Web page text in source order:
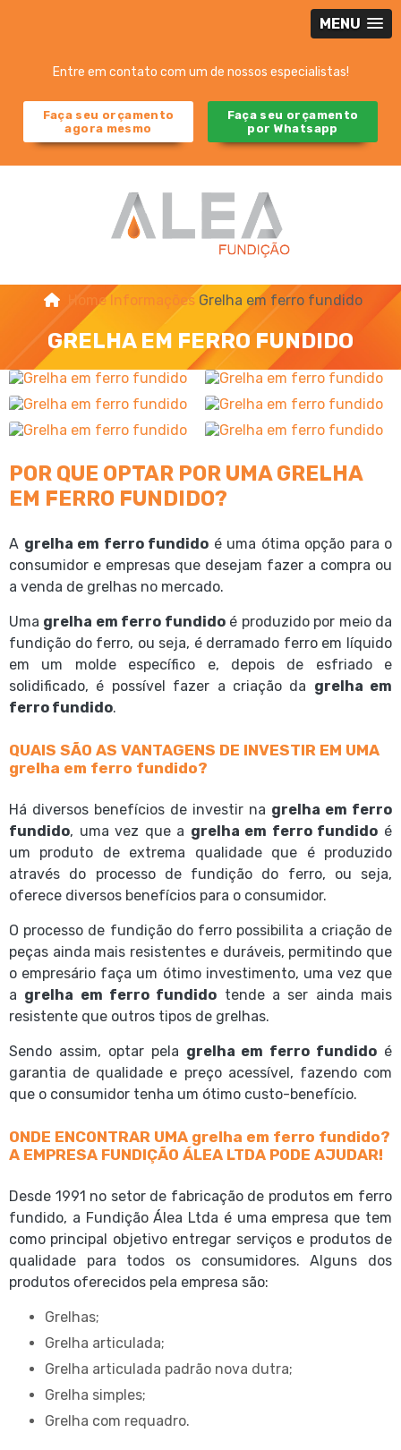
MENU
Entre em contato com um de nossos especialistas!
Faça seu orçamento
agora mesmo
Faça seu orçamento
por Whatsapp
Home Informações Grelha em ferro fundido
GRELHA EM FERRO FUNDIDO
POR QUE OPTAR POR UMA GRELHA
EM FERRO FUNDIDO?
A grelha em ferro fundido é uma ótima opção para o
consumidor e empresas que desejam fazer a compra ou
a venda de grelhas no mercado.
Uma grelha em ferro fundidoé produzido por meio da
fundição do ferro, ou seja, é derramado ferro em líquido
em um molde específico e, depois de esfriado e
solidificado, é possível fazer a criação da grelha em
ferro fundido.
QUAIS SÃO AS VANTAGENS DE INVESTIR EM UMA
grelha em ferro fundido?
Há diversos benefícios de investir na grelha em ferro
fundido, uma vez que a grelha em ferro fundido é
um produto de extrema qualidade que é produzido
através do processo de fundição do ferro, ou seja,
oferece diversos benefícios para o consumidor.
O processo de fundição do ferro possibilita a criação de
peças ainda mais resistentes e duráveis, permitindo que
o empresário faça um ótimo investimento, uma vez que
a grelha em ferro fundido tende a ser ainda mais
resistente que outros tipos de grelhas.
Sendo assim, optar pela grelha em ferro fundido é
garantia de qualidade e preço acessível, fazendo com
que o consumidor tenha um ótimo custo-benefício.
ONDE ENCONTRAR UMA grelha em ferro fundido?
A EMPRESA FUNDIÇÃO ÁLEA LTDA PODE AJUDAR!
Desde 1991 no setor de fabricação de produtos em ferro
fundido, a Fundição Álea Ltda é uma empresa que tem
como principal objetivo entregar serviços e produtos de
qualidade para todos os consumidores. Alguns dos
produtos oferecidos pela empresa são:
Grelhas;
Grelha articulada;
Grelha articulada padrão nova dutra;
Grelha simples;
Grelha com requadro.